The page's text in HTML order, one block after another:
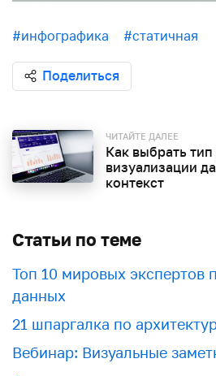
#инфографика #статичная
Поделиться
ЧИТАЙТЕ ДАЛЕЕ
Как выбрать
визуализации
контекст
Статьи по теме
Топ 10 мировых экспертов
данных
21 шпаргалка по
Вебинар: Визуальные